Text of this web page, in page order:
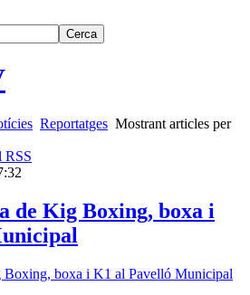
Reportatges Mostrant articles per
RSS
de Kig Boxing, boxa i